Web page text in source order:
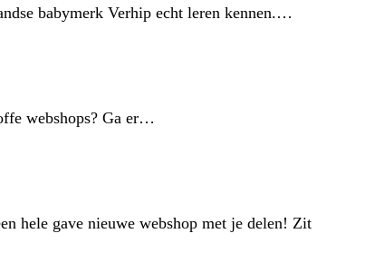
babymerk Verhip echt leren kennen.…
webshops? Ga er…
hele gave nieuwe webshop met je delen! Zit